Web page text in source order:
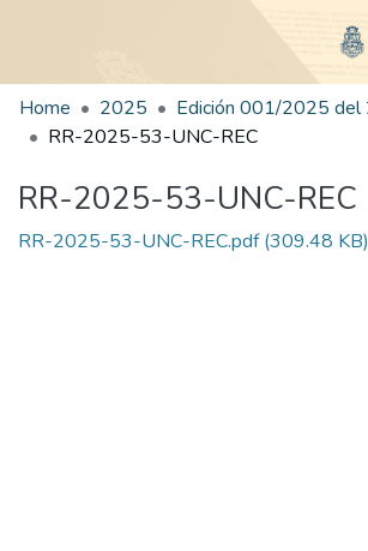
Home 2025
RR-2025-53-UNC-REC
RR-2025-53-UNC-REC
RR-2025-53-UNC-REC.pdf(309.48 KB)